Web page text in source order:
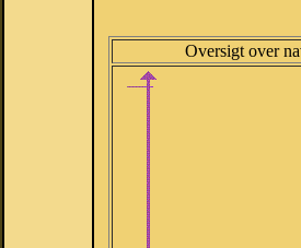
Oversigt over